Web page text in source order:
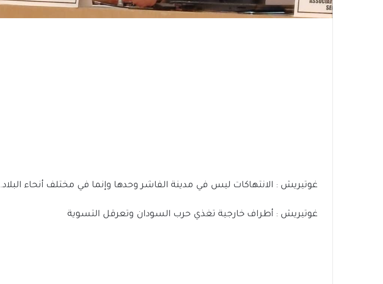
غوتيريش : الانتهاكات ليس في مدينة الفاشر وحدها وإنما في مختلف أنحاء البلاد.
غوتيريش : أطراف خارجية تغذي حرب السودان وتعرقل التسوية